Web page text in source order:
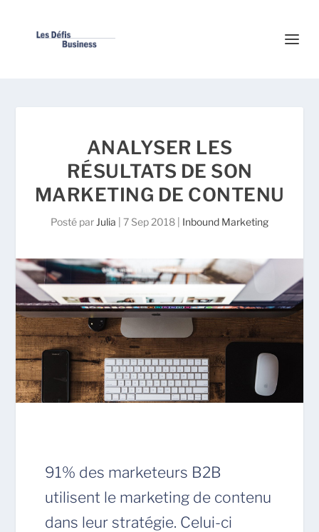
ANALYSER LES
RÉSULTATS DE SON
MARKETING DE CONTENU
Posté par Julia 7 Sep 2018 Inbound Marketing
91% des marketeurs B2B
utilisent le marketing de contenu
dans leur stratégie. Celui-ci